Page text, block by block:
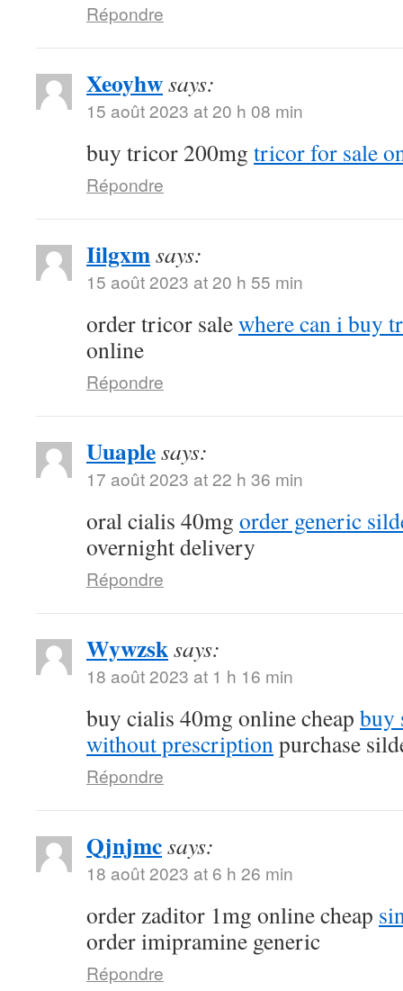
Répondre
Xeoyhwsays:
15 août 2023 at 20 h 08 min
buy tricor 200mg tricor for sale
Répondre
Iilgxmsays:
15 août 2023 at 20 h 55 min
order tricor salewhere can i buy
online
Répondre
Uuaplesays:
17 août 2023 at 22 h 36 min
oral cialis 40mg order generic
overnight delivery
Répondre
Wywzsksays:
18 août 2023 at 1 h 16 min
buy cialis 40mg online cheap buy
without prescriptionpurchase
Répondre
Qjnjmcsays:
18 août 2023 at 6 h 26 min
order zaditor 1mg online cheap
order imipramine generic
Répondre